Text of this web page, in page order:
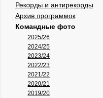
Рекорды и антирекорды
Архив программок
Командные фото
2025/26
2024/25
2023/24
2022/23
2021/22
2020/21
2019/20